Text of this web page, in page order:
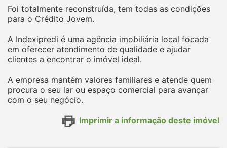
Foi totalmente reconstruída, tem todas as condições
para o Crédito Jovem.
A Indexipredi é uma agência imobiliária local focada
em oferecer atendimento de qualidade e ajudar
clientes a encontrar o imóvel ideal.
A empresa mantém valores familiares e atende quem
procura o seu lar ou espaço comercial para avançar
com o seu negócio.
Imprimir a informação deste imóvel